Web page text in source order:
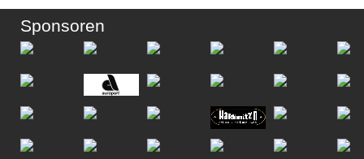
Sponsoren